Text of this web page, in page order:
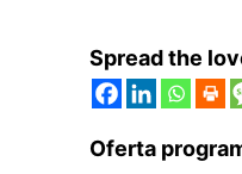
Spread the
Oferta